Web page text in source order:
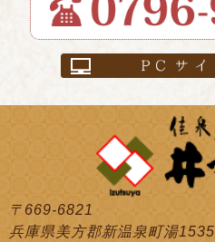
〒669-6821
兵庫県美方郡新温泉町湯1535